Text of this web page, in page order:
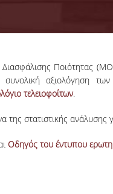
Ποιότητας
αξιολόγηση
τελειοφοίτων.
της στατιστικής
Οδηγός του έντυπου